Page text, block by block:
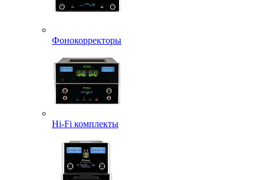
Фонокорректоры
Hi-Fi комплекты